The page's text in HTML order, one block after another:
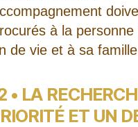
à la personne
de vie et à sa
• LA
ET UN